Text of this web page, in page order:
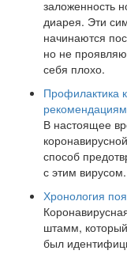
заложенность
диарея. Эти
начинаются
но не
себя плохо.
Профилактика
В настоящее
способ
с этим вирусом.
Хронология
штамм,
был